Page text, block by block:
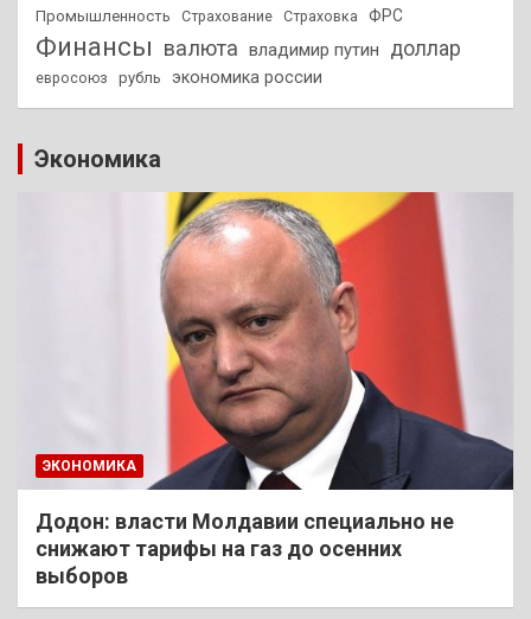
Промышленность Страхование Страховка ФРС
Финансы валюта владимир путин доллар
евросоюз рубль экономика россии
Экономика
ЭКОНОМИКА
Додон: власти Молдавии специально не
снижают тарифы на газ до осенних
выборов